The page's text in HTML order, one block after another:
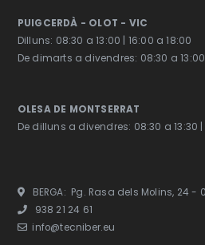
PUIGCERDÀ - OLOT - VIC
Dilluns: 08:30 a 13:00 | 16:00 a 18:00
De dimarts a divendres: 08:30 a 13:00
OLESA DE MONTSERRAT
De dilluns a divendres: 08:30 a 13:30 |
BERGA: Pg. Rasa dels Molins, 24 -
938 21 24 61
info@tecniber.eu